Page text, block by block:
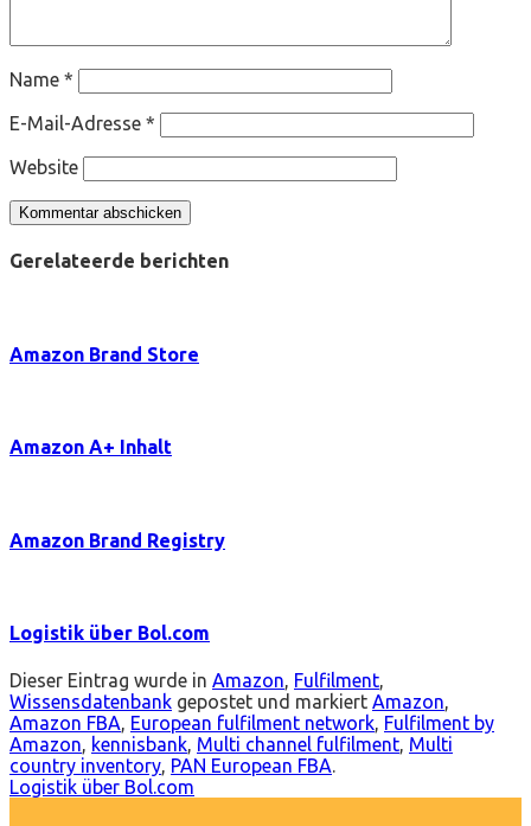
Name *
E-Mail-Adresse *
Website
Gerelateerde berichten
Amazon Brand Store
Amazon A+ Inhalt
Amazon Brand Registry
Logistik über Bol.com
Dieser Eintrag wurde in Amazon, Fulfilment,
Wissensdatenbank gepostet und markiert Amazon,
Amazon FBA, European fulfilment network, Fulfilment by
Amazon, kennisbank, Multi channel fulfilment, Multi
country inventory, PAN European FBA.
Logistik über Bol.com